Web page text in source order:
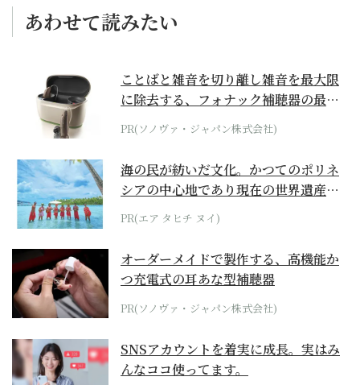
あわせて読みたい
ことばと雑音を切り離し雑音を最大限
に除去する、フォナック補聴器の最上
位モデル
PR(ソノヴァ・ジャパン株式会社)
海の民が紡いだ文化。かつてのポリネ
シアの中心地であり現在の世界遺産か
らみえてくる...
PR(エア タヒチ ヌイ)
オーダーメイドで製作する、高機能か
つ充電式の耳あな型補聴器
PR(ソノヴァ・ジャパン株式会社)
SNSアカウントを着実に成長。実はみ
んなココ使ってます。